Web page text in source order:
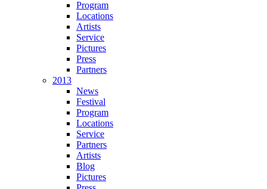
Program
Locations
Artists
Service
Pictures
Press
Partners
2013
News
Festival
Program
Locations
Service
Partners
Artists
Blog
Pictures